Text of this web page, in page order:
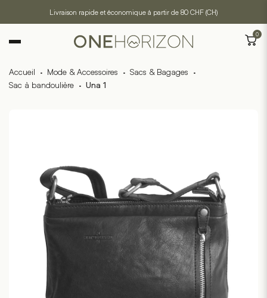
Livraison rapide et économique à partir de 80 CHF (CH)
0
Accueil · Mode & Accessoires · Sacs & Bagages ·
Sac à bandoulière · Una 1